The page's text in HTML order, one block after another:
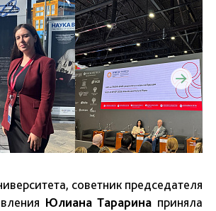
советник председателя
Юлиана Тарарина приняла